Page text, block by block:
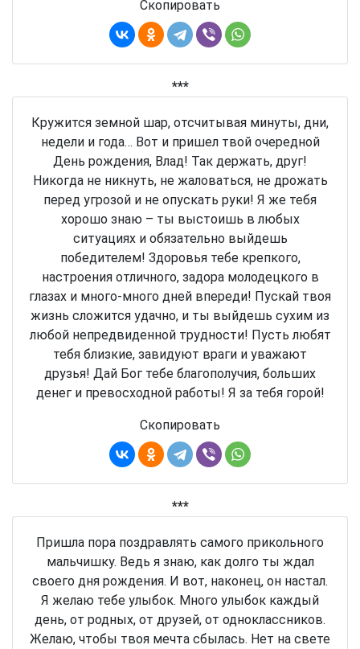
Скопировать
***
Кружится земной шар, отсчитывая минуты, дни,
недели и года… Вот и пришел твой очередной
День рождения, Влад! Так держать, друг!
Никогда не никнуть, не жаловаться, не дрожать
перед угрозой и не опускать руки! Я же тебя
хорошо знаю – ты выстоишь в любых
ситуациях и обязательно выйдешь
победителем! Здоровья тебе крепкого,
настроения отличного, задора молодецкого в
глазах и много-много дней впереди! Пускай твоя
жизнь сложится удачно, и ты выйдешь сухим из
любой непредвиденной трудности! Пусть любят
тебя близкие, завидуют враги и уважают
друзья! Дай Бог тебе благополучия, больших
денег и превосходной работы! Я за тебя горой!
Скопировать
***
Пришла пора поздравлять самого прикольного
мальчишку. Ведь я знаю, как долго ты ждал
своего дня рождения. И вот, наконец, он настал.
Я желаю тебе улыбок. Много улыбок каждый
день, от родных, от друзей, от одноклассников.
Желаю, чтобы твоя мечта сбылась. Нет на свете